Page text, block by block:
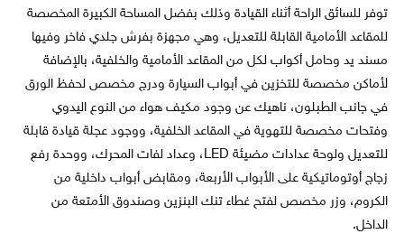
توفر للسائق الراحة أثناء القيادة وذلك بفضل المساحة الكبيرة المخصصة
للمقاعد الأمامية القابلة للتعديل، وهي مجهزة بفرش جلدي فاخر وفيها
مسند يد وحامل أكواب لكل من المقاعد الأمامية والخلفية، بالإضافة
لأماكن مخصصة للتخزين في أبواب السيارة ودرج مخصص لحفظ الورق
في جانب الطبلون، ناهيك عن وجود مكيف هواء من النوع اليدوي
وفتحات مخصصة للتهوية في المقاعد الخلفية، ووجود عجلة قيادة قابلة
للتعديل ولوحة عدادات مضيئة LED، وعداد لفات المحرك، ووحدة رفع
زجاج أوتوماتيكية على الأبواب الأربعة، ومقابض أبواب داخلية من
الكروم، وزر مخصص لفتح غطاء تنك البنزين وصندوق الأمتعة من
الداخل.